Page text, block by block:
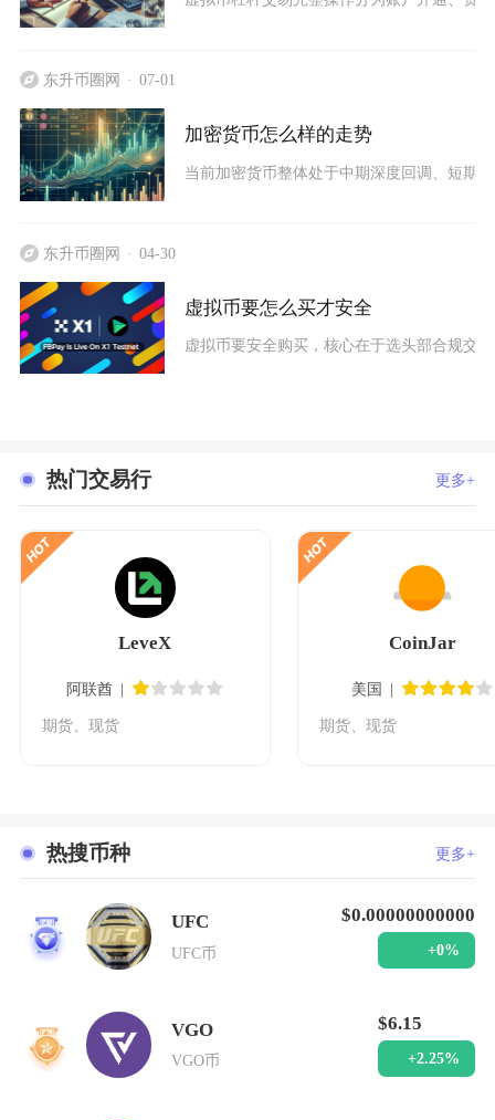
东升币圈网 07-01
加密货币怎么样的走势
当前加密货币整体处于中期深度回调、短期
东升币圈网 04-30
虚拟币要怎么买才安全
虚拟币要安全购买，核心在于选头部合规交
热门交易行 更多+
LeveX
阿联酋
期货、现货
CoinJar
美国
期货、现货
热搜币种 更多+
1
UFC
UFC币
$0.00000000000
+0%
2
VGO
VGO币
$6.15
+2.25%